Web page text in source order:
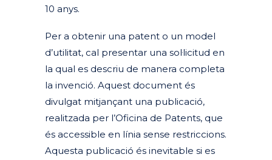
10 anys.
Per a obtenir una patent o un model
d’utilitat, cal presentar una sol·licitud en
la qual es descriu de manera completa
la invenció. Aquest document és
divulgat mitjançant una publicació,
realitzada per l’Oficina de Patents, que
és accessible en línia sense restriccions.
Aquesta publicació és inevitable si es